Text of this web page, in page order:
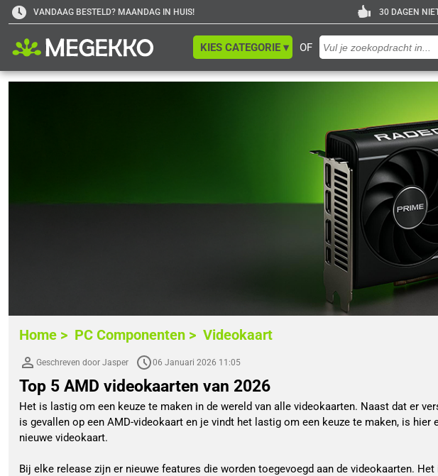
VANDAAG BESTELD? MAANDAG IN HUIS! 30 DAGEN
OF
KIES CATEGORIE ▾
Home > PC Componenten > Videokaart
Geschreven door Jasper 06 Januari 2026 11:05
Top 5 AMD videokaarten van 2026
Het is lastig om een keuze te maken in de wereld van alle videokaarten. Naast dat er
is gevallen op een AMD-videokaart en je vindt het lastig om een keuze te maken, is
nieuwe videokaart.
Bij elke release zijn er nieuwe features die worden toegevoegd aan de videokaarten.